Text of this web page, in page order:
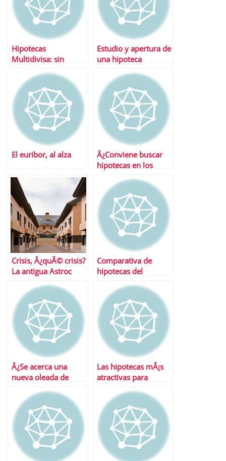
Hipotecas
Multidivisa: sin
actualidad
Estudio y apertura de
una hipoteca
El euribor, al alza
Â¿Conviene buscar
hipotecas en los
inmobiliarios?
Crisis, Â¿quÃ© crisis?
La antigua Astroc
8% mÃ¡s caro
Comparativa de
hipotecas del
Â¿Se acerca una
nueva oleada de
Las hipotecas mÃ¡s
atractivas para